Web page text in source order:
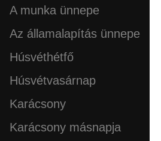
A munka ünnepe
Az államalapítás ünnepe
Húsvéthétfő
Húsvétvasárnap
Karácsony
Karácsony másnapja